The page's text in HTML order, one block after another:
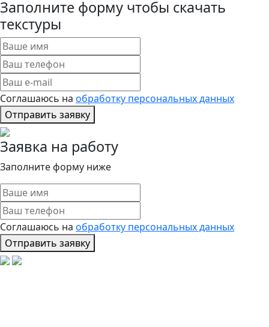
Заполните форму чтобы скачать
текстуры
Соглашаюсь на обработку персональных данных
Отправить заявку
Заявка на работу
Заполните форму ниже
Соглашаюсь на обработку персональных данных
Отправить заявку